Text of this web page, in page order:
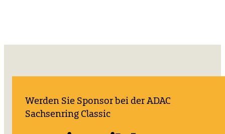
Werden Sie Sponsor bei der ADAC
Sachsenring Classic